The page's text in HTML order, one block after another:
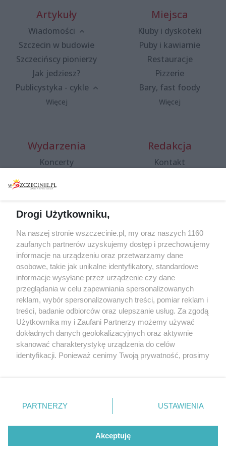
Artykuły
Wiadomości
Szczecin w budowie
Szczecińscy pionierzy
Jak jedziesz?
Publicystyka - cykle
Więcej
Miejsca
Kluby i dyskoteki
Puby i kawiarnie
Restauracje
Pizzerie
Bary, fast foody
Więcej
Wydarzenia
Koncerty
Spacery i oprowadzania
targi
Wernisaże
Więcej
Redakcja
Kontakt
Specjalny koncert z okazji
20. urodzin portalu
wSzczecinie.pl
Regulamin konkursów
śniadaniówka "Hej
Szczecin! Jest piątek!"
Partnerzy
Praca Szczecin
© 2026 wSzczecinie.pl
Created by GOD
Drogi Użytkowniku,
Na naszej stronie wszczecinie.pl, my oraz naszych 1160
zaufanych partnerów uzyskujemy dostęp i przechowujemy
informacje na urządzeniu oraz przetwarzamy dane
osobowe, takie jak unikalne identyfikatory, standardowe
informacje wysyłane przez urządzenie czy dane
przeglądania w celu zapewniania spersonalizowanych
reklam, wybór spersonalizowanych treści, pomiar reklam i
treści, badanie odbiorców oraz ulepszanie usług. Za zgodą
Użytkownika my i Zaufani Partnerzy możemy używać
dokładnych danych geolokalizacyjnych oraz aktywnie
skanować charakterystykę urządzenia do celów
identyfikacji. Ponieważ cenimy Twoją prywatność, prosimy
prywatności znajdujący się w lewym dolnym rogu strony
. Niektóre rodzaje przetwarzania danych nie wymagają
takiemu przetwarzaniu. Preferencje będą miały
zastosowania tylko na tej witrynie.
PARTNERZY USTAWIENIA
Akceptuję